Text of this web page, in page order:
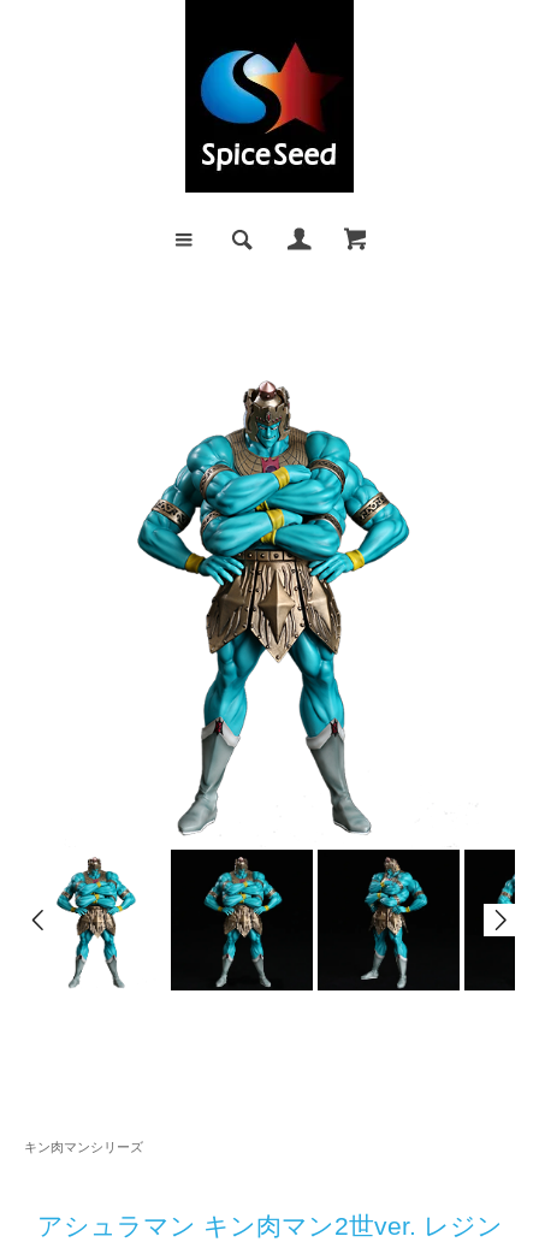
キン肉マンシリーズ
アシュラマン キン肉マン2世ver. レジン